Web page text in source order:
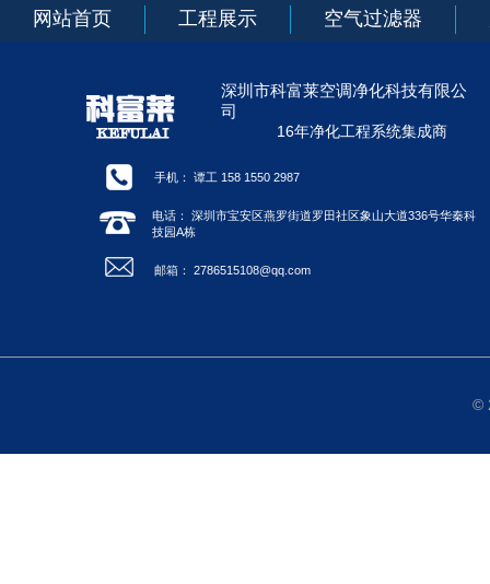
网站首页 工程展示 空气过滤器
深圳市科富莱空调净化科技有限公
司
16年净化工程系统集成商
手机： 谭工 158 1550 2987
电话： 深圳市宝安区燕罗街道罗田社区象山大道336号华秦科
技园A栋
邮箱： 2786515108@qq.com
©